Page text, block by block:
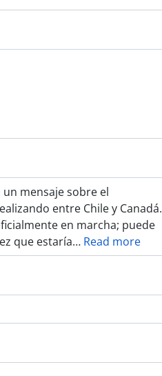
un mensaje sobre el
entre Chile y Canadá.
en marcha; puede
que estaría… Read more